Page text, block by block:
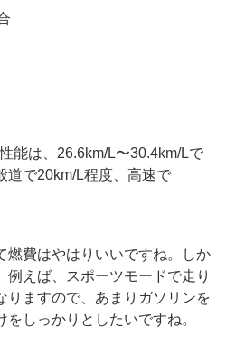
能は、26.6km/L〜30.4km/Lで
道で20km/L程度、高速で
燃費はやはりいいですね。しか
例えば、スポーツモードで走り
りますので、あまりガソリンを
しっかりとしたいですね。